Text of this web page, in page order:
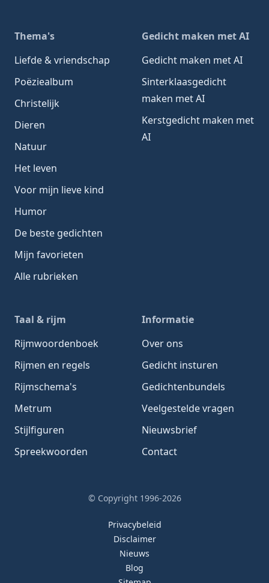
Thema's
Liefde & vriendschap
Poëziealbum
Christelijk
Dieren
Natuur
Het leven
Voor mijn lieve kind
Humor
De beste gedichten
Mijn favorieten
Alle rubrieken
Gedicht maken met AI
Gedicht maken met AI
Sinterklaasgedicht
maken met AI
Kerstgedicht maken met
AI
Taal & rijm
Rijmwoordenboek
Rijmen en regels
Rijmschema's
Metrum
Stijlfiguren
Spreekwoorden
Informatie
Over ons
Gedicht insturen
Gedichtenbundels
Veelgestelde vragen
Nieuwsbrief
Contact
© Copyright 1996-2026
Privacybeleid
Disclaimer
Nieuws
Blog